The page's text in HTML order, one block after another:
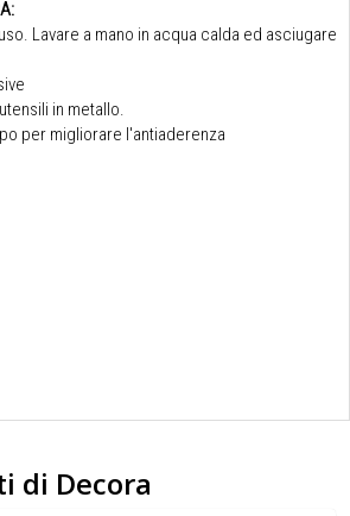
Lavare a mano in acqua calda ed asciugare
in metallo.
per migliorare l'antiaderenza
di Decora